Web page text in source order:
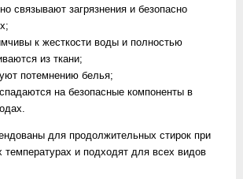
связывают загрязнения и безопасно
к жесткости воды и полностью
из ткани;
потемнению белья;
на безопасные компоненты в
для продолжительных стирок при
температурах и подходят для всех видов